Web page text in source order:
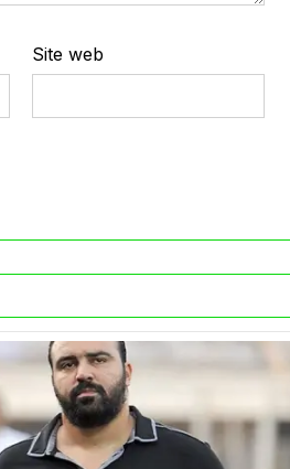
Site web